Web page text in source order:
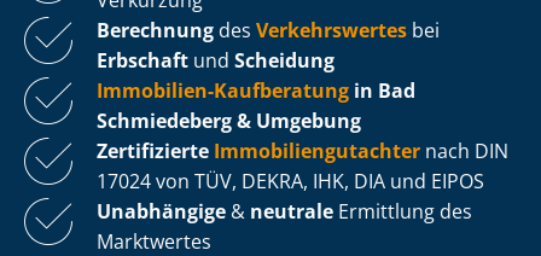
Berechnung des Verkehrswertes bei
Erbschaft und Scheidung
Immobilien-Kaufberatung in Bad
Schmiedeberg & Umgebung
Zertifizierte Im­mo­bi­li­en­gut­ach­ter nach DIN
17024 von TÜV, DEKRA, IHK, DIA und EIPOS
Unabhängige & neutrale Ermittlung des
Marktwertes